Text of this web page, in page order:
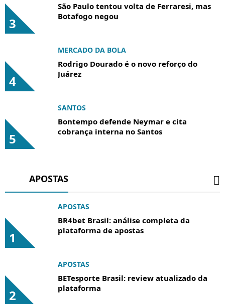
3
São Paulo tentou volta de Ferraresi, mas
Botafogo negou
4
MERCADO DA BOLA
Rodrigo Dourado é o novo reforço do
Juárez
5
SANTOS
Bontempo defende Neymar e cita
cobrança interna no Santos
APOSTAS
1
APOSTAS
BR4bet Brasil: análise completa da
plataforma de apostas
2
APOSTAS
BETesporte Brasil: review atualizado da
plataforma